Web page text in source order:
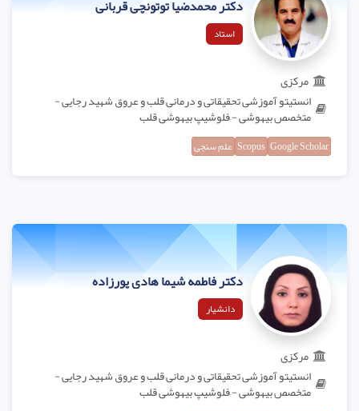
دکتر محمدضیا توتونچی قربانی
استاد
مرکزی
انستیتو آموزشی تحقیقاتی و درمانی قلب و عروق شهید رجایی -
متخصص بیهوشی - فلوشیپ بیهوشی قلب
Google Scholar
Scopus علم سنجی
دکتر فاطمه شیما هادی پورزاده
دانشیار
مرکزی
انستیتو آموزشی تحقیقاتی و درمانی قلب و عروق شهید رجایی -
متخصص بیهوشی - فلوشیپ بیهوشی قلب